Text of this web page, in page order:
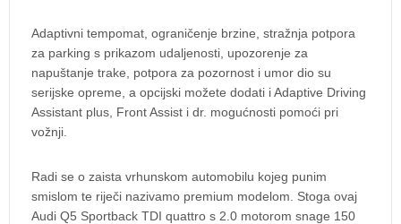
Adaptivni tempomat, ograničenje brzine, stražnja potpora
za parking s prikazom udaljenosti, upozorenje za
napuštanje trake, potpora za pozornost i umor dio su
serijske opreme, a opcijski možete dodati i Adaptive Driving
Assistant plus, Front Assist i dr. mogućnosti pomoći pri
vožnji.
Radi se o zaista vrhunskom automobilu kojeg punim
smislom te riječi nazivamo premium modelom. Stoga ovaj
Audi Q5 Sportback TDI quattro s 2.0 motorom snage 150